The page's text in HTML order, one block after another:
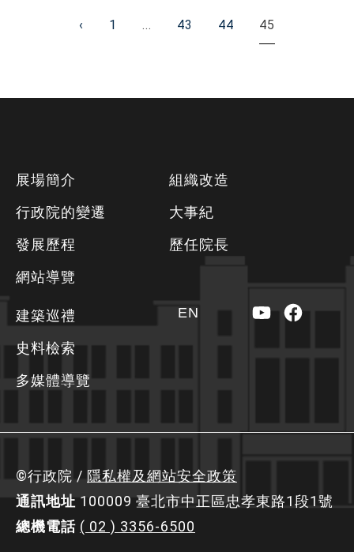
‹ 1 ... 43 44 45
展場簡介
行政院的變遷
發展歷程
網站導覽
組織改造
大事紀
歷任院長
建築巡禮
史料檢索
多媒體導覽
EN YouTube
©行政院 / 隱私權及網站安全政策
通訊地址 100009 臺北市中正區忠孝東路1段1號
總機電話 ( 02 ) 3356-6500